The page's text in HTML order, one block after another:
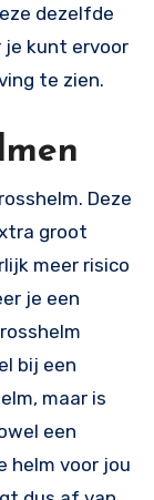
dezelfde
je kunt ervoor
te zien.
Deze
groot
meer risico
je een
bij een
maar is
een
helm voor jou